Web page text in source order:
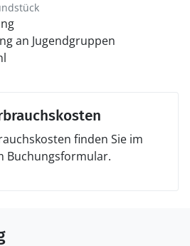
an Jugendgruppen
finden Sie im
Buchungsformular.